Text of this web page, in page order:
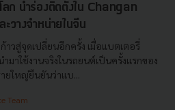
ลก นำร่องติดตั้งใน Changan
วางจำหน่ายในจีน
วสู่จุดเปลี่ยนอีกครั้ง เมื่อแบตเตอรี่
มาใช้งานจริงในรถยนต์เป็นครั้งแรกของ
ยใหญ่ยืนยันว่าแบ...
Team